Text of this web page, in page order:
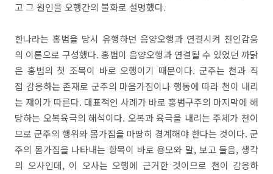
고 그 원인을 오행간의 불화로 설명했다.
한나라는 홍범을 당시 유행하던 음양오행과 연결시켜 천인감응
의 이론으로 구성했다. 홍범이 음양오행과 연결될 수 있었던 까닭
은 홍범의 첫 조목이 바로 오행이기 때문이다. 군주는 천과 직
접 감응하는 존재로 군주의 마음가짐이나 행동에 따라 천이 내리
는 재이가 따른다. 대표적인 사례가 바로 홍범구주의 마지막에 해
당하는 오복육극의 해석이다. 오복과 육극을 내리는 주체가 천이
므로 군주의 행위와 몸가짐을 마땅히 경계해야 한다는 것이다. 군
주의 몸가짐을 나타내는 항목이 바로 용모와 말, 보고 들음, 생각
의 오사인데, 이 오사는 오행에 근거한 것이므로 천이 감응하